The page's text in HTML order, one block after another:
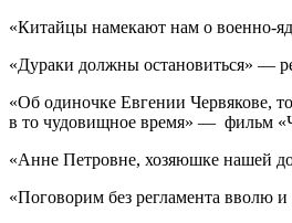
«Китайцы намекают нам о военно-
«Дураки должны остановиться» —
«Об одиночке Евгении Червякове,
в то чудовищное время» — фильм
«Анне Петровне, хозяюшке нашей
«Поговорим без регламента вволю